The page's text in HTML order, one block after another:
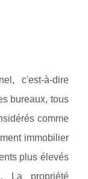
c'est-à-dire
bureaux, tous
comme
immobilier
plus élevés
La propriété